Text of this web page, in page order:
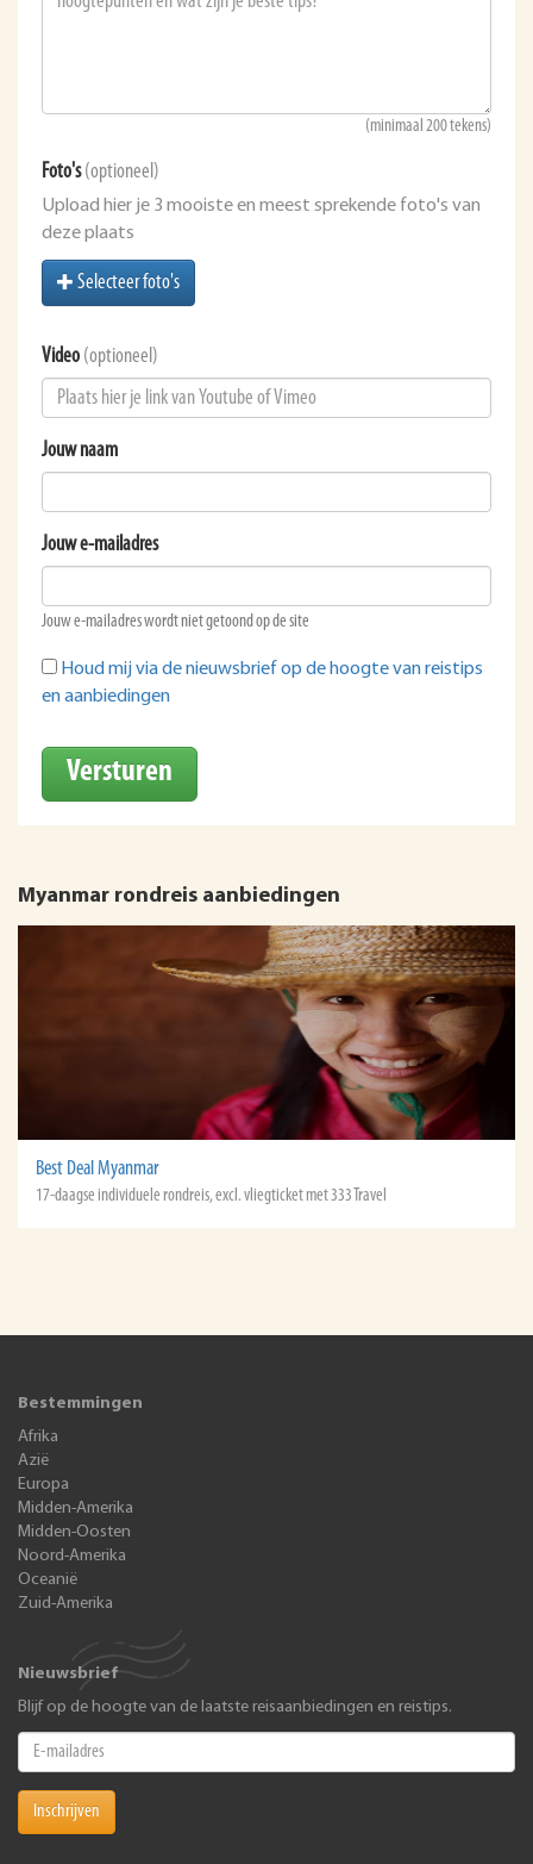
(minimaal 200 tekens)
Foto's (optioneel)
Upload hier je 3 mooiste en meest sprekende foto's van
deze plaats
Selecteer foto's
Video (optioneel)
Jouw naam
Jouw e-mailadres
Jouw e-mailadres wordt niet getoond op de site
Houd mij via de nieuwsbrief op de hoogte van reistips
en aanbiedingen
Versturen
Myanmar rondreis aanbiedingen
Best Deal Myanmar
17-daagse individuele rondreis, excl. vliegticket met 333 Travel
Bestemmingen
Afrika
Azië
Europa
Midden-Amerika
Midden-Oosten
Noord-Amerika
Oceanië
Zuid-Amerika
Nieuwsbrief
Blijf op de hoogte van de laatste reisaanbiedingen en reistips.
Inschrijven